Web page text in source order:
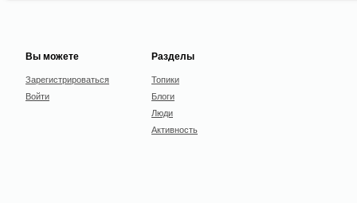
Вы можете
Зарегистрироваться
Войти
Разделы
Топики
Блоги
Люди
Активность